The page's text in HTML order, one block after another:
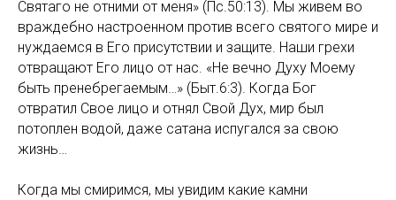
Святаго не отними от меня» (Пс.50:13). Мы живем во
враждебно настроенном против всего святого мире и
нуждаемся в Его присутствии и защите. Наши грехи
отвращают Его лицо от нас. «Не вечно Духу Моему
быть пренебрегаемым…» (Быт.6:3). Когда Бог
отвратил Свое лицо и отнял Свой Дух, мир был
потоплен водой, даже сатана испугался за свою
жизнь…
Когда мы смиримся, мы увидим какие камни